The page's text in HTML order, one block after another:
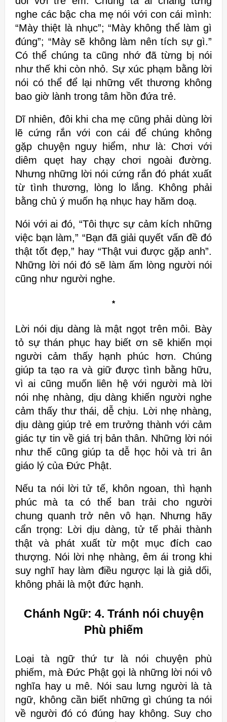
nghe các bậc cha mẹ nói với concái mình:
“Mày thiệt là nhục”; “Mày không thể làm gì
đúng”; “Mày sẽ không làm nên tích sự gì.”
Có thể chúng ta cũng nhớ đã từng bị nói
như thế khi còn nhỏ. Sự xúc phạm bằng lời
nói có thể để lại những vết thương không
bao giờ lành trong tâm hồn đứa trẻ.
Dĩ nhiên, đôi khi cha mẹ cũng phải dùng lời
lẽ cứng rắn với con cái để chúng không
gặp chuyện nguy hiểm, như là: Chơi với
diêm quẹt hay chạy chơi ngoài đường.
Nhưng những lời nói cứng rắn đó phát xuất
từ tình thương, lòng lo lắng. Không phải
bằng chủ ý muốn hạ nhục hay hăm doạ.
Nói với ai đó, “Tôi thực sự cảm kích những
việc bạn làm,” “Bạn đã giảiquyết vấn đề đó
thật tốt đẹp,” hay “Thật vui được gặp anh”.
Những lời nói đó sẽ làm ấm lòng người nói
cũng như người nghe.
*
Lời nói dịu dàng là mật ngọt trên môi. Bày
tỏ sự thán phục hay biết ơn sẽ khiến mọi
người cảm thấy
hạnh phúc hơn. Chúng
giúp ta tạo ra và giữ được tình bằng hữu,
vì ai cũng muốn liên hệ với người mà lời
nói nhẹ nhàng, dịu dàng khiến người nghe
cảm thấy thư thái, dễ chịu. Lời nhẹ nhàng,
dịu dàng giúp trẻ em trưởng thành với cảm
giác tự tin về giá trị bản thân. Những lời nói
như thế cũnggiúp ta dễ học hỏi và tri ân
giáo lý của Đức Phật.
Nếu ta nói lời tử tế, khôn ngoan, thì hạnh
phúc mà ta có thể ban trải cho người
chung quanh trở nên vô hạn. Nhưng hãy
cẩn trọng: Lời dịu dàng, tử tế phải thành
thật và phát xuất từ một mục đích cao
thượng. Nói lời nhẹ nhàng, êm ái trong khi
suy nghĩ hay làm điều ngược lại là giả dối,
không phải là một đức hạnh.
Chánh Ngữ: 4. Tránh nói chuyện
Phù phiếm
Loại tà ngữ thứ tư là nói chuyện phù
phiếm, mà Đức Phật gọi là những lời nói vô
nghĩa hay u mê. Nói sau lưng người là tà
ngữ, không cần biết những gì chúng ta nói
về người đó có đúng hay không. Suy cho